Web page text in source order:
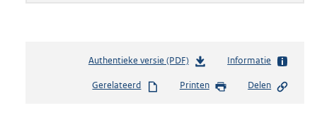
Authentieke versie (PDF)b
s
Informatie
Gerelateerd Printen Delen